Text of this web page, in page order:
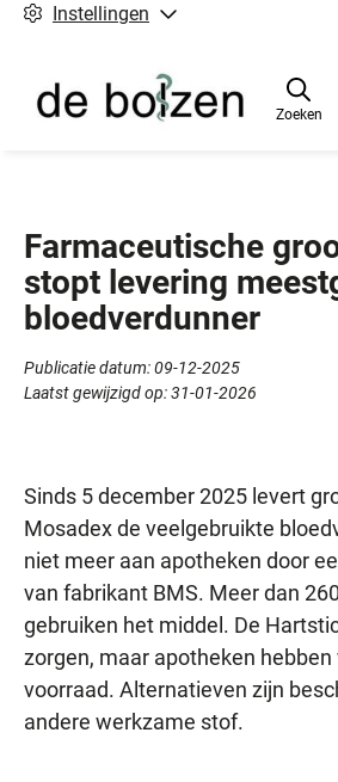
Instellingen
Zoeken
Farmaceutische
stopt levering
bloedverdunner
Publicatie datum:09-12-2025
Laatst gewijzigd op:31-01-2026
Sinds 5 december 2025 levert
Mosadex de veelgebruikte
niet meer aan apotheken door
van fabrikant BMS. Meer dan
gebruiken het middel. De
zorgen, maar apotheken hebben
voorraad. Alternatieven zijn
andere werkzame stof.